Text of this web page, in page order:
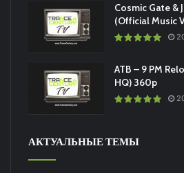
Cosmic Gate &
(Official Music
ATB – 9 PM
HQ) 360p
АКТУАЛЬНЫЕ ТЕМЫ